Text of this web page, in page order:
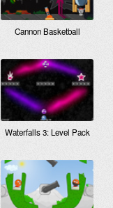
Cannon Basketball
Waterfalls 3: Level Pack